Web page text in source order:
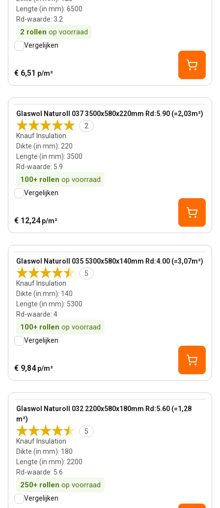
Lengte (in mm): 6500
Rd-waarde: 3.2
2 rollen op voorraad
Vergelijken
€ 6,51 p/m²
Glaswol Naturoll 037 3500x580x220mm Rd:5.90 (=2,03m²)
2
Knauf Insulation
Dikte (in mm): 220
Lengte (in mm): 3500
Rd-waarde: 5.9
100+ rollen op voorraad
View product
Vergelijken
€ 12,24 p/m²
Bestseller
Glaswol Naturoll 035 5300x580x140mm Rd:4.00 (=3,07m²)
5
Knauf Insulation
Dikte (in mm): 140
Lengte (in mm): 5300
Rd-waarde: 4
100+ rollen op voorraad
View product
Vergelijken
€ 9,84 p/m²
Glaswol Naturoll 032 2200x580x180mm Rd:5.60 (=1,28
m²)
5
Knauf Insulation
Dikte (in mm): 180
Lengte (in mm): 2200
Rd-waarde: 5.6
250+ rollen op voorraad
View product
Vergelijken